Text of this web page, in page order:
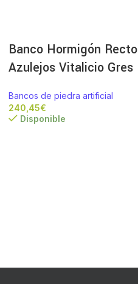
Banco Hormigón Recto
Azulejos Vitalicio Gres
Bancos de piedra artificial
€
Disponible